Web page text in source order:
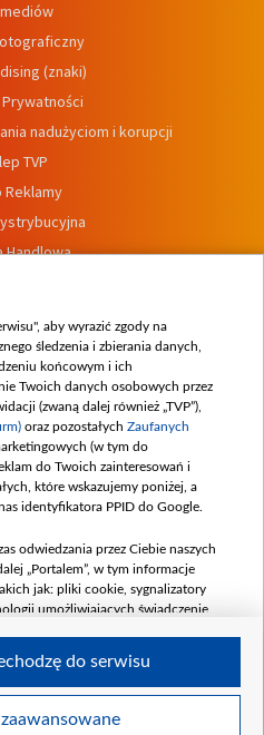
(znaki)
nadużyciom i korupcji
TVP
Reklamy
Handlowa
wewnętrznych
aby wyrazić zgody na
śledzenia i zbierania danych,
końcowym i ich
Twoich danych osobowych przez
(zwaną dalej również „TVP”),
oraz pozostałych Zaufanych
(w tym do
do Twoich zainteresowań i
które wskazujemy poniżej, a
identyfikatora PPID do Google.
odwiedzania przez Ciebie naszych
„Portalem”, w tym informacje
jak: pliki cookie, sygnalizatory
umożliwiających świadczenie
odwiedzania przez Ciebie
do serwisu